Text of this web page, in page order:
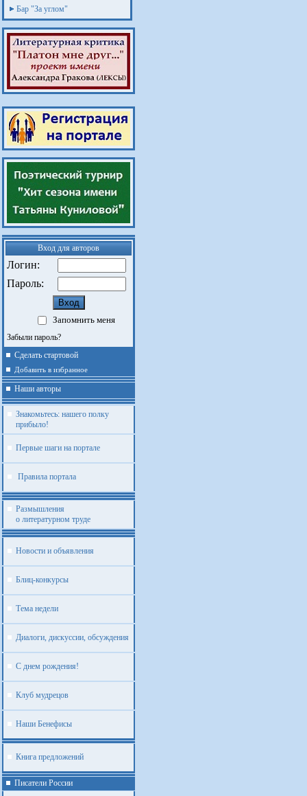
Бар "За углом"
Вход для авторов
Логин:
Пароль:
Запомнить меня
Забыли пароль?
Сделать стартовой
Добавить в избранное
Наши авторы
Знакомьтесь: нашего полку
прибыло!
Первые шаги на портале
Правила портала
Размышления
о литературном труде
Новости и объявления
Блиц-конкурсы
Тема недели
Диалоги, дискуссии, обсуждения
С днем рождения!
Клуб мудрецов
Наши Бенефисы
Книга предложений
Писатели России